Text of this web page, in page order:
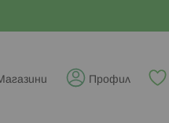
Профил